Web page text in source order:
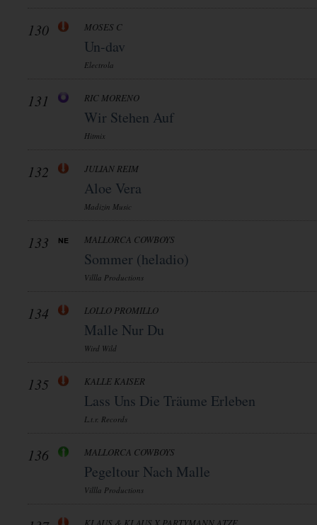
130 MOSES C
Un-dav
Electrola
131 RIC MORENO
Wir Stehen Auf
Hitmix
132 JULIAN REIM
Aloe Vera
Madizin Music
133 MALLORCA COWBOYS
Sommer (heladio)
Villla Productions
134 LOLLO PROMILLO
Malle Nur Du
Wird Wild
135 KALLE KAISER
Lass Uns Die Träume Erleben
L.t.r. Records
136 MALLORCA COWBOYS
Pegeltour Nach Malle
Villla Productions